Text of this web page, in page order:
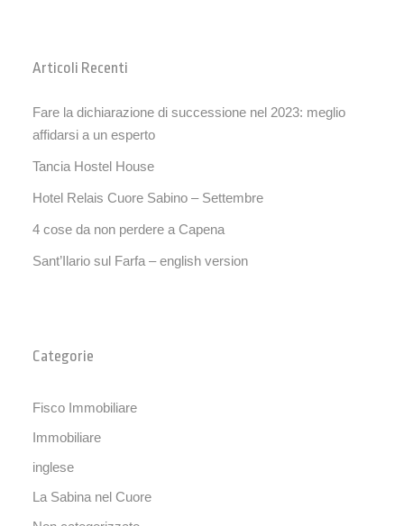
Articoli Recenti
Fare la dichiarazione di successione nel 2023: meglio
affidarsi a un esperto
Tancia Hostel House
Hotel Relais Cuore Sabino – Settembre
4 cose da non perdere a Capena
Sant’Ilario sul Farfa – english version
Categorie
Fisco Immobiliare
Immobiliare
inglese
La Sabina nel Cuore